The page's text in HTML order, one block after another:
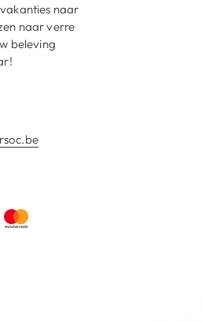
naar
naar verre
beleving